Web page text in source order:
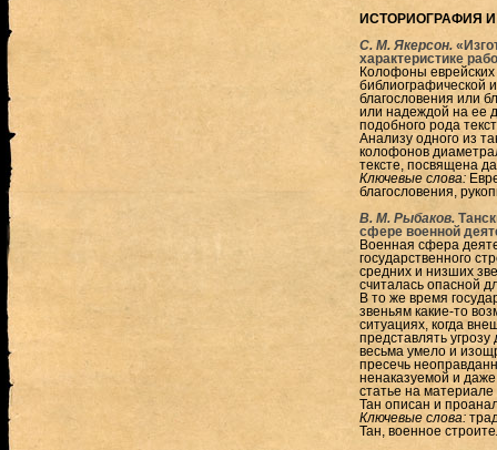
ИСТОРИОГРАФИЯ
С. М. Якерсон.
характеристике
Колофоны
библиографической
благословения или
или надеждой на ее
подобного рода
Анализу одного из
колофонов
тексте, посвящена
Ключевые слова:
благословения,
В. М. Рыбаков.
сфере военной
Военная сфера
государственного
средних и низших
считалась опасной
В то же время
звеньям какие-то
ситуациях, когда
представлять
весьма умело и
пресечь
ненаказуемой и
статье на материале
Тан описан и
Ключевые слова:
Тан, военное